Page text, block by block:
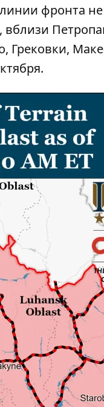
фронта
Грековки,